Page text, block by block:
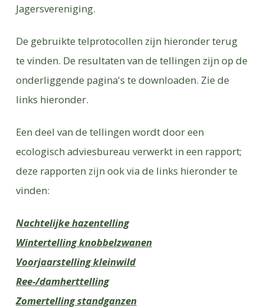
Jagersvereniging.
De gebruikte telprotocollen zijn hieronder terug
te vinden. De resultaten van de tellingen zijn op de
onderliggende pagina's te downloaden. Zie de
links hieronder.
Een deel van de tellingen wordt door een
ecologisch adviesbureau verwerkt in een rapport;
deze rapporten zijn ook via de links hieronder te
vinden:
Nachtelijke hazentelling
Wintertelling knobbelzwanen
Voorjaarstelling kleinwild
Ree-/damherttelling
Zomertelling standganzen